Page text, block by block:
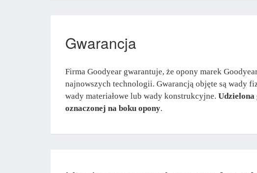
Gwarancja
Firma Goodyear gwarantuje, że opony marek
najnowszych technologii. Gwarancją objęte są wady
wady materiałowe lub wady konstrukcyjne. Udzielona
oznaczonej na boku opony.